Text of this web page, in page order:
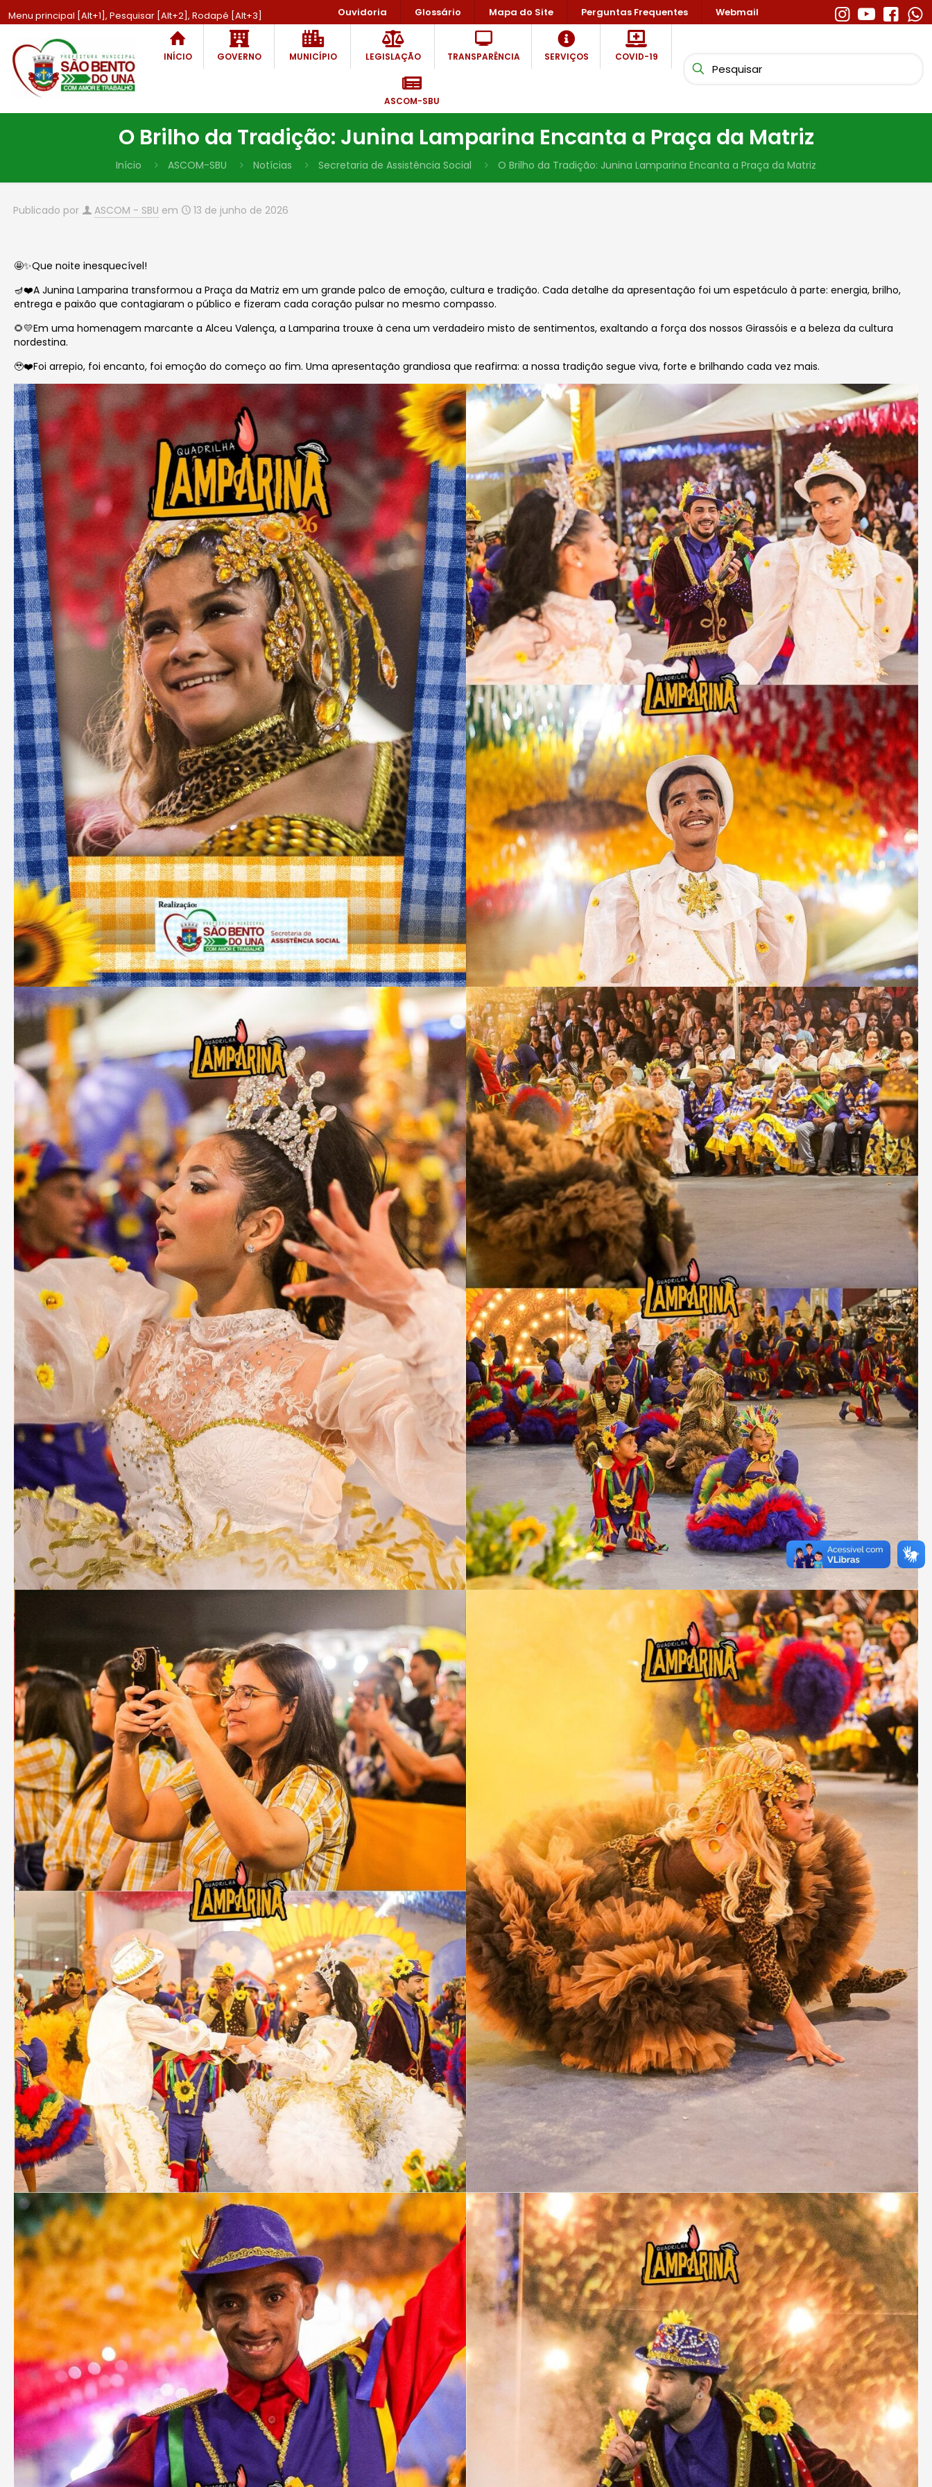
Menu principal [Alt+1], Pesquisar [Alt+2], Rodapé [Alt+3] Ouvidoria Glossário Mapa do Site Perguntas Frequentes Webmail
INÍCIO GOVERNO MUNICÍPIO LEGISLAÇÃO TRANSPARÊNCIA SERVIÇOS COVID-19
ASCOM-SBU
O Brilho da Tradição: Junina Lamparina Encanta a Praça da Matriz
Início ASCOM-SBU Notícias Secretaria de Assistência Social O Brilho da Tradição: Junina Lamparina Encanta a Praça da Matriz
Publicado por ASCOM - SBU em 13 de junho de 2026
🤩✨Que noite inesquecível!
🪔❤️A Junina Lamparina transformou a Praça da Matriz em um grande palco de emoção, cultura e tradição. Cada detalhe da apresentação foi um espetáculo à parte: energia, brilho,
entrega e paixão que contagiaram o público e fizeram cada coração pulsar no mesmo compasso.
🌻💛Em uma homenagem marcante a Alceu Valença, a Lamparina trouxe à cena um verdadeiro misto de sentimentos, exaltando a força dos nossos Girassóis e a beleza da cultura
nordestina.
🥹❤️Foi arrepio, foi encanto, foi emoção do começo ao fim. Uma apresentação grandiosa que reafirma: a nossa tradição segue viva, forte e brilhando cada vez mais.